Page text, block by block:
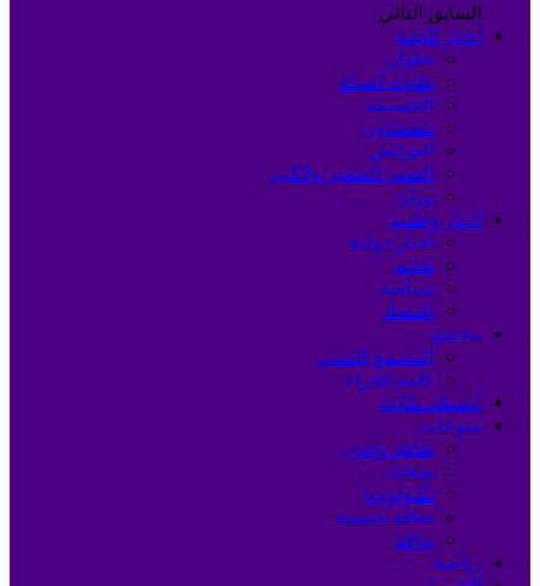
السابق التالي
أخبار الجهة
تطوان
طنجة-أصيلة
الحسيمة
شفشاون
العرائش
القصر الصغير والكبير
وزان
أخبار وطنية
أخبار دولية
تعليم
سياسة
اقتصاد
مجتمع
المجتمع المدني
كلمة القراء
أنشطة ملكية
منوعات
ثقافة وفنون
صحتك
تكنولوجيا
ثقافة جنسية
نوافذ
رياضة